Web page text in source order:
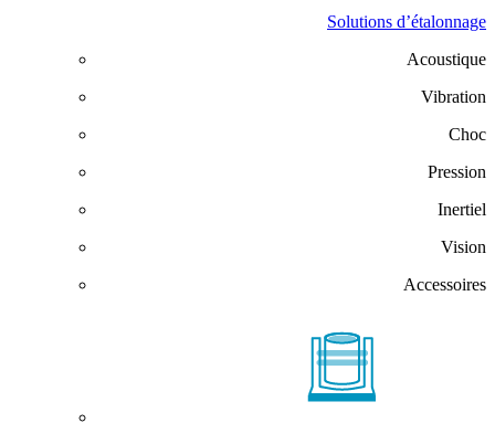
Solutions d’étalonnage
Acoustique
Vibration
Choc
Pression
Inertiel
Vision
Accessoires